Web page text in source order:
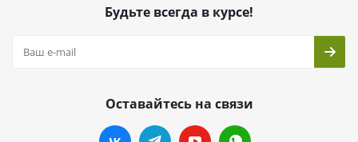
Будьте всегда в курсе!
Оставайтесь на связи